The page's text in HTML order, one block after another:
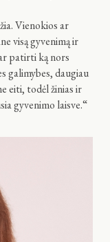
Vienokios ar
visą gyvenimą ir
patirti ką nors
galimybes, daugiau
eiti, todėl žinias ir
gyvenimo laisve.“